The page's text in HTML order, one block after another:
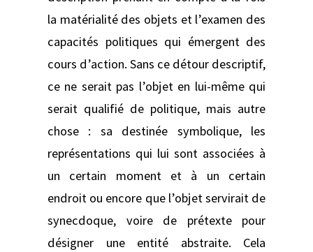
la matérialité des objets et l’examen des
capacités politiques qui émergent des
cours d’action. Sans ce détour descriptif,
ce ne serait pas l’objet en lui-même qui
serait qualifié de politique, mais autre
chose : sa destinée symbolique, les
représentations qui lui sont associées à
un certain moment et à un certain
endroit ou encore que l’objet servirait de
synecdoque, voire de prétexte pour
désigner une entité abstraite. Cela